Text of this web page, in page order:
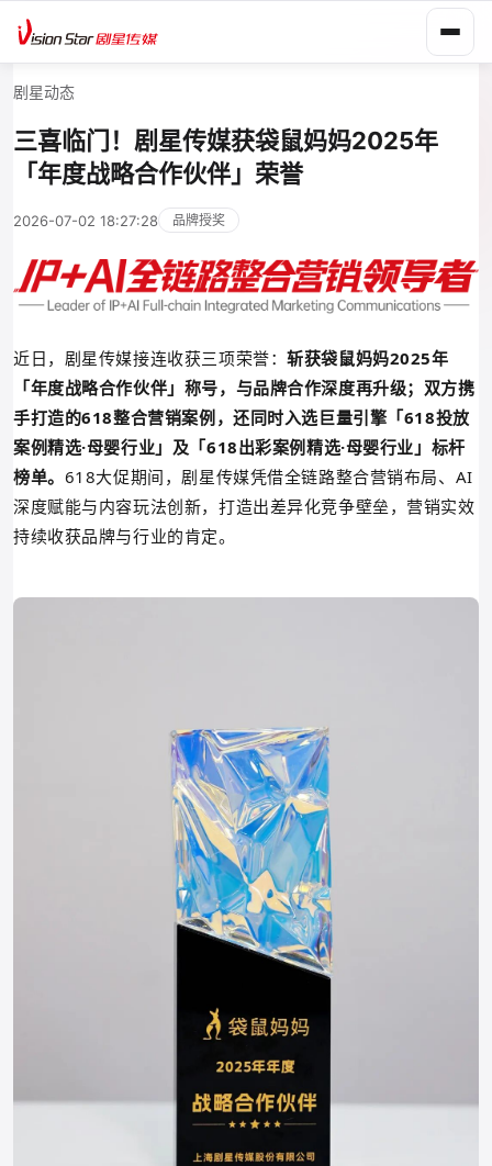
剧星动态
三喜临门！剧星传媒获袋鼠妈妈2025年
「年度战略合作伙伴」荣誉
2026-07-02 18:27:28 品牌授奖
近日，剧星传媒接连收获三项荣誉：斩获袋鼠妈妈2025年
「年度战略合作伙伴」称号，与品牌合作深度再升级；双方携
手打造的618整合营销案例，还同时入选巨量引擎「618投放
案例精选·母婴行业」及 「618出彩案例 精选·母婴行业 」 标杆
榜单。 618大促期间，剧星传媒凭借全链路整合营销布局、AI
深度赋能与内容玩法创新，打造出差异化竞争壁垒，营销实效
持续收获品牌与行业的肯定。